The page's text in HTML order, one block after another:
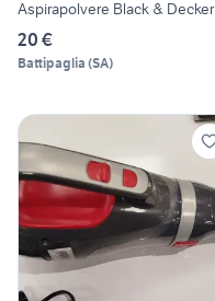
Aspirapolvere Black & Decker
20 €
Battipaglia (SA)